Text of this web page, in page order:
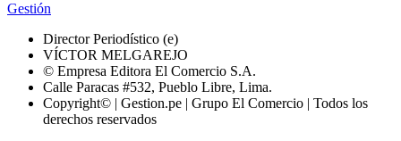
Gestión
Director Periodístico (e)
VÍCTOR MELGAREJO
© Empresa Editora El Comercio S.A.
Calle Paracas #532, Pueblo Libre, Lima.
Copyright© | Gestion.pe | Grupo El Comercio | Todos los
derechos reservados